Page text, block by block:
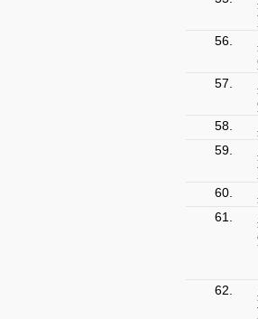
56.
57.
58.
59.
60.
61.
62.